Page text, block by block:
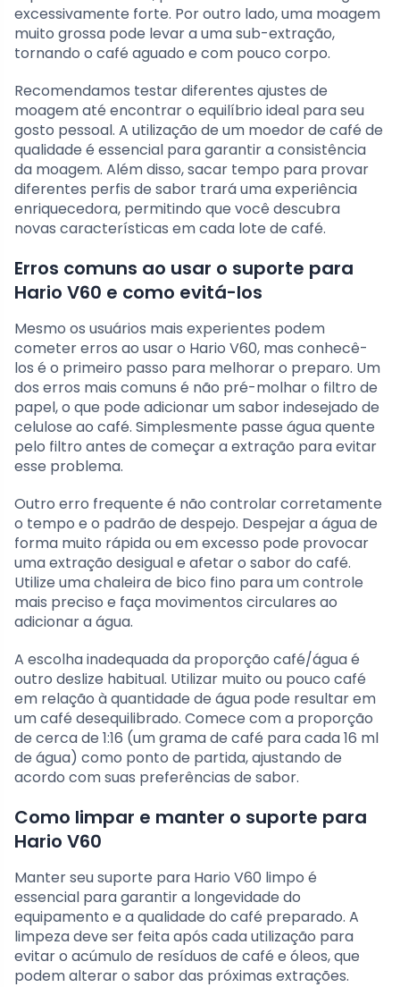
excessivamente forte. Por outro lado, uma moagem
muito grossa pode levar a uma sub-extração,
tornando o café aguado e com pouco corpo.
Recomendamos testar diferentes ajustes de
moagem até encontrar o equilíbrio ideal para seu
gosto pessoal. A utilização de um moedor de café de
qualidade é essencial para garantir a consistência
da moagem. Além disso, sacar tempo para provar
diferentes perfis de sabor trará uma experiência
enriquecedora, permitindo que você descubra
novas características em cada lote de café.
Erros comuns ao usar o suporte para
Hario V60 e como evitá-los
Mesmo os usuários mais experientes podem
cometer erros ao usar o Hario V60, mas conhecê-
los é o primeiro passo para melhorar o preparo. Um
dos erros mais comuns é não pré-molhar o filtro de
papel, o que pode adicionar um sabor indesejado de
celulose ao café. Simplesmente passe água quente
pelo filtro antes de começar a extração para evitar
esse problema.
Outro erro frequente é não controlar corretamente
o tempo e o padrão de despejo. Despejar a água de
forma muito rápida ou em excesso pode provocar
uma extração desigual e afetar o sabor do café.
Utilize uma chaleira de bico fino para um controle
mais preciso e faça movimentos circulares ao
adicionar a água.
A escolha inadequada da proporção café/água é
outro deslize habitual. Utilizar muito ou pouco café
em relação à quantidade de água pode resultar em
um café desequilibrado. Comece com a proporção
de cerca de 1:16 (um grama de café para cada 16 ml
de água) como ponto de partida, ajustando de
acordo com suas preferências de sabor.
Como limpar e manter o suporte para
Hario V60
Manter seu suporte para Hario V60 limpo é
essencial para garantir a longevidade do
equipamento e a qualidade do café preparado. A
limpeza deve ser feita após cada utilização para
evitar o acúmulo de resíduos de café e óleos, que
podem alterar o sabor das próximas extrações.